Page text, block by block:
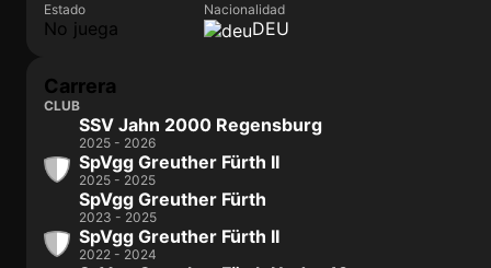
Estado
No juega
Nacionalidad
DEU
Carrera
CLUB
SSV Jahn 2000 Regensburg
2025 - 2026
SpVgg Greuther Fürth II
2025 - 2025
SpVgg Greuther Fürth
2023 - 2025
SpVgg Greuther Fürth II
2022 - 2024